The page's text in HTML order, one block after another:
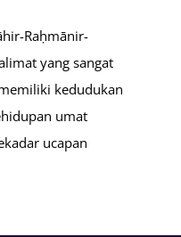
Raḥmānir-
yang sangat
kedudukan
umat
ucapan